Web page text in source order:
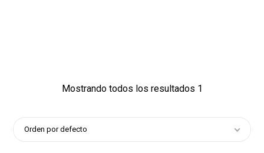
Mostrando todos los resultados 1
Orden por defecto